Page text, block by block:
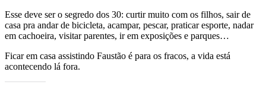
Esse deve ser o segredo dos 30: curtir muito com os filhos, sair de
casa pra andar de bicicleta, acampar, pescar, praticar esporte, nadar
em cachoeira, visitar parentes, ir em exposições e parques…
Ficar em casa assistindo Faustão é para os fracos, a vida está
acontecendo lá fora.